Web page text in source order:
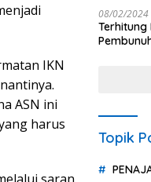
IKN
ASN ini
harus
saran
08/02/2024
Terhitung
Topik